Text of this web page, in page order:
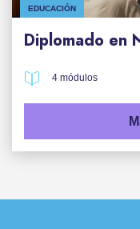
EDUCACIÓN
Diplomado en
4 módulos